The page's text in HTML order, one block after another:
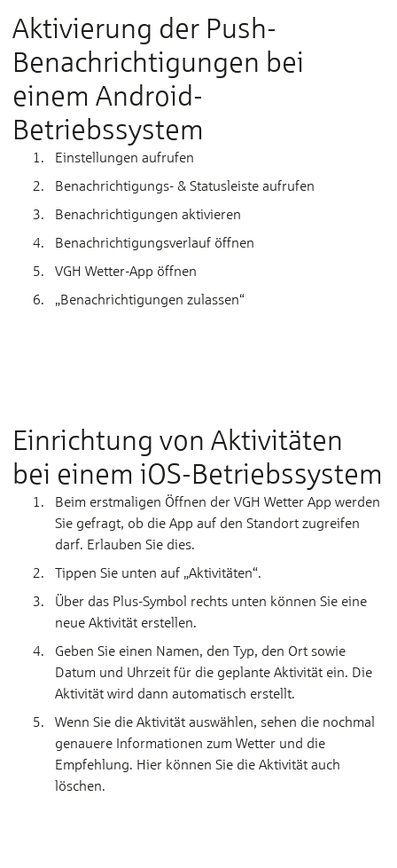
Aktivierung der Push-
Benachrichtigungen bei
einem Android-
Betriebssystem
Einstellungen aufrufen
Benachrichtigungs- & Statusleiste aufrufen
Benachrichtigungen aktivieren
Benachrichtigungsverlauf öffnen
VGH Wetter-App öffnen
„Benachrichtigungen zulassen“
Einrichtung von Aktivitäten
bei einem iOS-Betriebssystem
Beim erstmaligen Öffnen der VGH Wetter App werden
Sie gefragt, ob die App auf den Standort zugreifen
darf. Erlauben Sie dies.
Tippen Sie unten auf „Aktivitäten“.
Über das Plus-Symbol rechts unten können Sie eine
neue Aktivität erstellen.
Geben Sie einen Namen, den Typ, den Ort sowie
Datum und Uhrzeit für die geplante Aktivität ein. Die
Aktivität wird dann automatisch erstellt.
Wenn Sie die Aktivität auswählen, sehen die nochmal
genauere Informationen zum Wetter und die
Empfehlung. Hier können Sie die Aktivität auch
löschen.